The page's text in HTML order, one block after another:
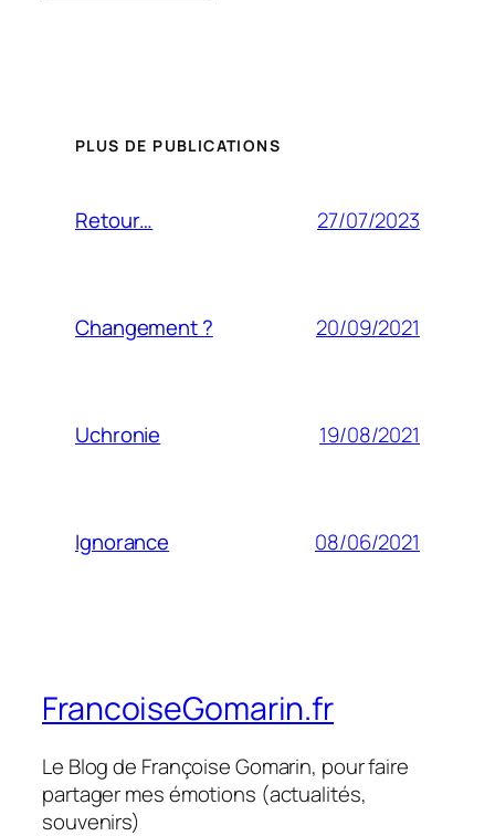
PLUS DE PUBLICATIONS
Retour… 27/07/2023
Changement ? 20/09/2021
Uchronie 19/08/2021
Ignorance 08/06/2021
FrancoiseGomarin.fr
Le Blog de Françoise Gomarin, pour faire
partager mes émotions (actualités,
souvenirs)